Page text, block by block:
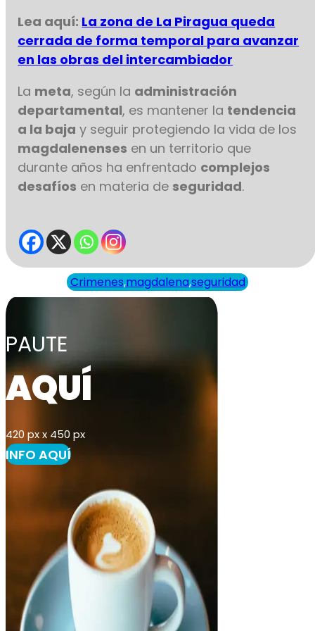
Lea aquí: La zona de La Piragua queda
cerrada de forma temporal para avanzar
en las obras del intercambiador
La meta, según la administración
departamental, es mantener la tendencia
a la baja y seguir protegiendo la vida de los
magdalenenses en un territorio que
durante años ha enfrentado complejos
desafíos en materia de seguridad.
Crimenes,magdalena,seguridad
PAUTE
AQUÍ
420 px x 450 px
INFO AQUÍ